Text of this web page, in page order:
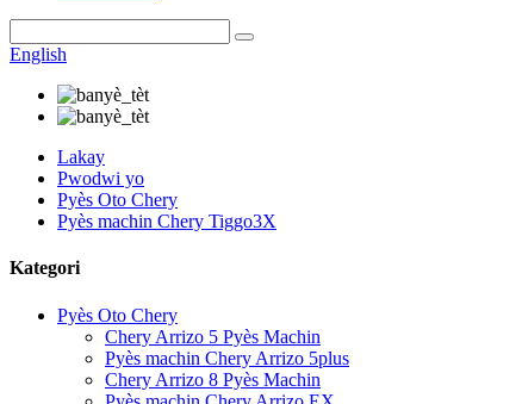
English
Lakay
Pwodwi yo
Pyès Oto Chery
Pyès machin Chery Tiggo3X
Kategori
Pyès Oto Chery
Chery Arrizo 5 Pyès Machin
Pyès machin Chery Arrizo 5plus
Chery Arrizo 8 Pyès Machin